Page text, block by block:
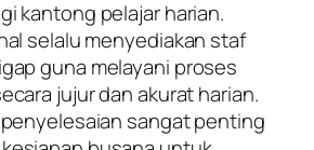
kantong pelajar harian.
selalu menyediakan staf
guna melayani proses
jujur dan akurat harian.
sangat penting